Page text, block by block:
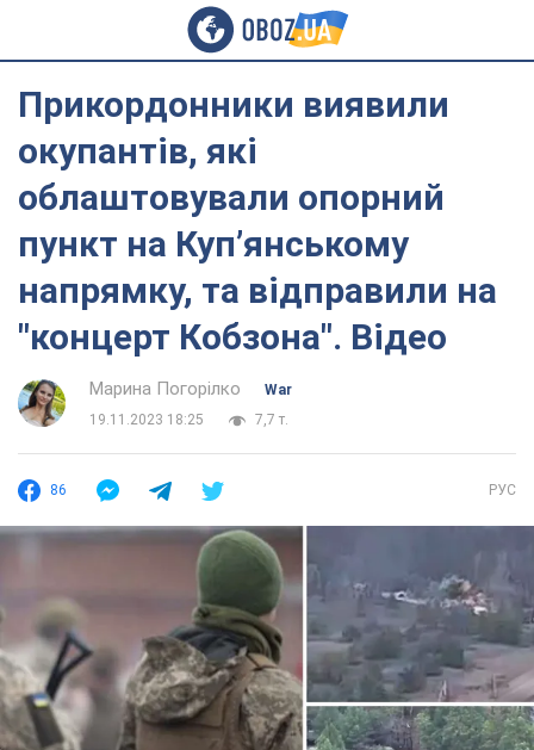
Прикордонники виявили
окупантів, які
облаштовували опорний
пункт на Купʼянському
напрямку, та відправили на
"концерт Кобзона". Відео
Марина Погорілко
War
19.11.2023 18:25
7,7 т.
86 РУС